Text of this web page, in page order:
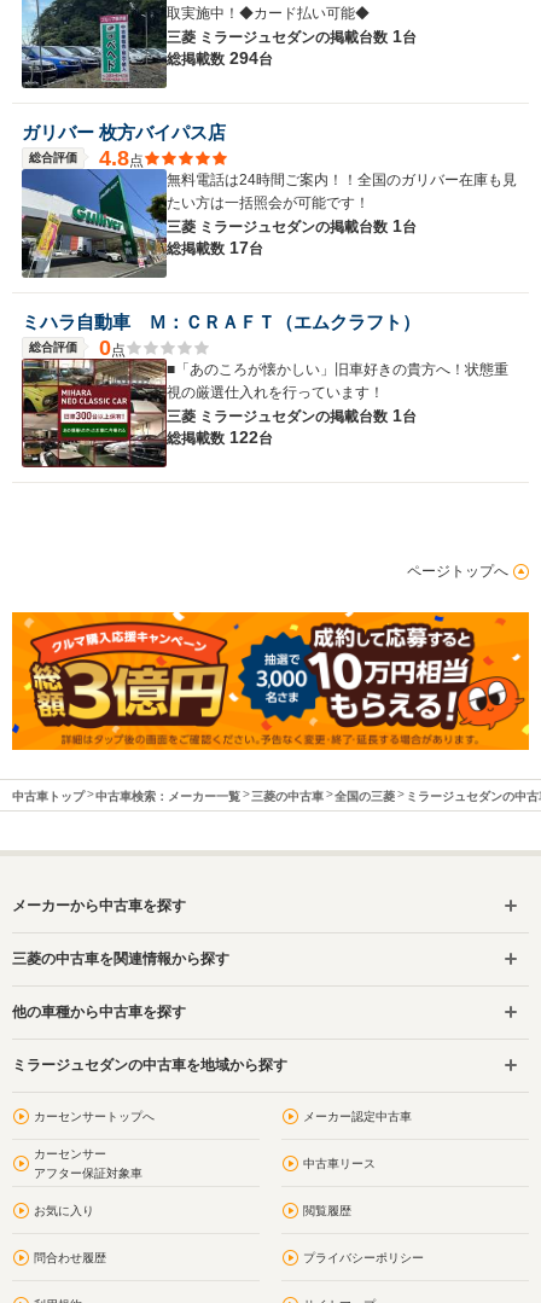
取実施中！◆カード払い可能◆
三菱 ミラージュセダンの掲載台数 1台
総掲載数 294台
ガリバー 枚方バイパス店
総合評価 4.8点
無料電話は24時間ご案内！！全国のガリバー在庫も見
たい方は一括照会が可能です！
三菱 ミラージュセダンの掲載台数 1台
総掲載数 17台
ミハラ自動車 Ｍ：ＣＲＡＦＴ（エムクラフト）
総合評価 0点
■「あのころが懐かしい」旧車好きの貴方へ！状態重
視の厳選仕入れを行っています！
三菱 ミラージュセダンの掲載台数 1台
総掲載数 122台
ページトップへ
中古車トップ 中古車検索：メーカー一覧 三菱の中古車 全国の三菱 ミラージュセダンの中古
メーカーから中古車を探す
三菱の中古車を関連情報から探す
他の車種から中古車を探す
ミラージュセダンの中古車を地域から探す
カーセンサートップへ メーカー認定中古車
カーセンサー
アフター保証対象車
中古車リース
お気に入り 閲覧履歴
問合わせ履歴 プライバシーポリシー